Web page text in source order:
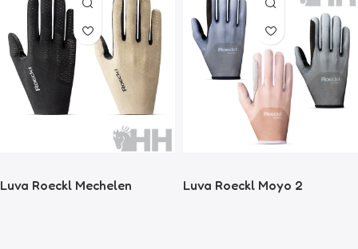
Luva Roeckl Mechelen Luva Roeckl Moyo 2